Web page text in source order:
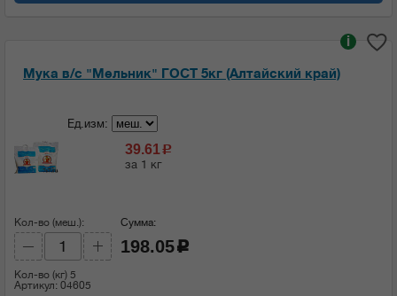
Мука в/с "Мельник" ГОСТ 5кг (Алтайский край)
i
Ед.изм:
39.61c
за 1 кг
Кол-во (меш.):
Кол-во (кг) 5
Артикул: 04605
Сумма:
198.05 c